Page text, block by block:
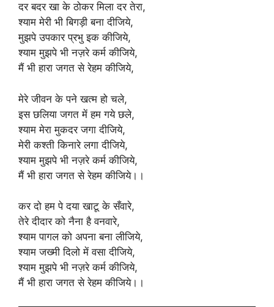
दर बदर खा के ठोकर मिला दर तेरा,
श्याम मेरी भी बिगड़ी बना दीजिये,
मुझपे उपकार प्रभु इक कीजिये,
श्याम मुझपे भी नज़रे कर्म कीजिये,
मैं भी हारा जगत से रेहम कीजिये,
मेरे जीवन के पने खत्म हो चले,
इस छलिया जगत में हम गये छले,
श्याम मेरा मुकदर जगा दीजिये,
मेरी कश्ती किनारे लगा दीजिये,
श्याम मुझपे भी नज़रे कर्म कीजिये,
मैं भी हारा जगत से रेहम कीजिये।।
कर दो हम पे दया खाटू के सँवारे,
तेरे दीदार को नैना है वनवारे,
श्याम पागल को अपना बना लीजिये,
श्याम जख्मी दिलो में वसा दीजिये,
श्याम मुझपे भी नज़रे कर्म कीजिये,
मैं भी हारा जगत से रेहम कीजिये।।